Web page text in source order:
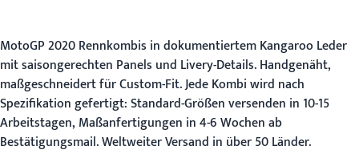
MotoGP 2020 Rennkombis in dokumentiertem Kangaroo Leder
mit saisongerechten Panels und Livery-Details. Handgenäht,
maßgeschneidert für Custom-Fit. Jede Kombi wird nach
Spezifikation gefertigt: Standard-Größen versenden in 10-15
Arbeitstagen, Maßanfertigungen in 4-6 Wochen ab
Bestätigungsmail. Weltweiter Versand in über 50 Länder.